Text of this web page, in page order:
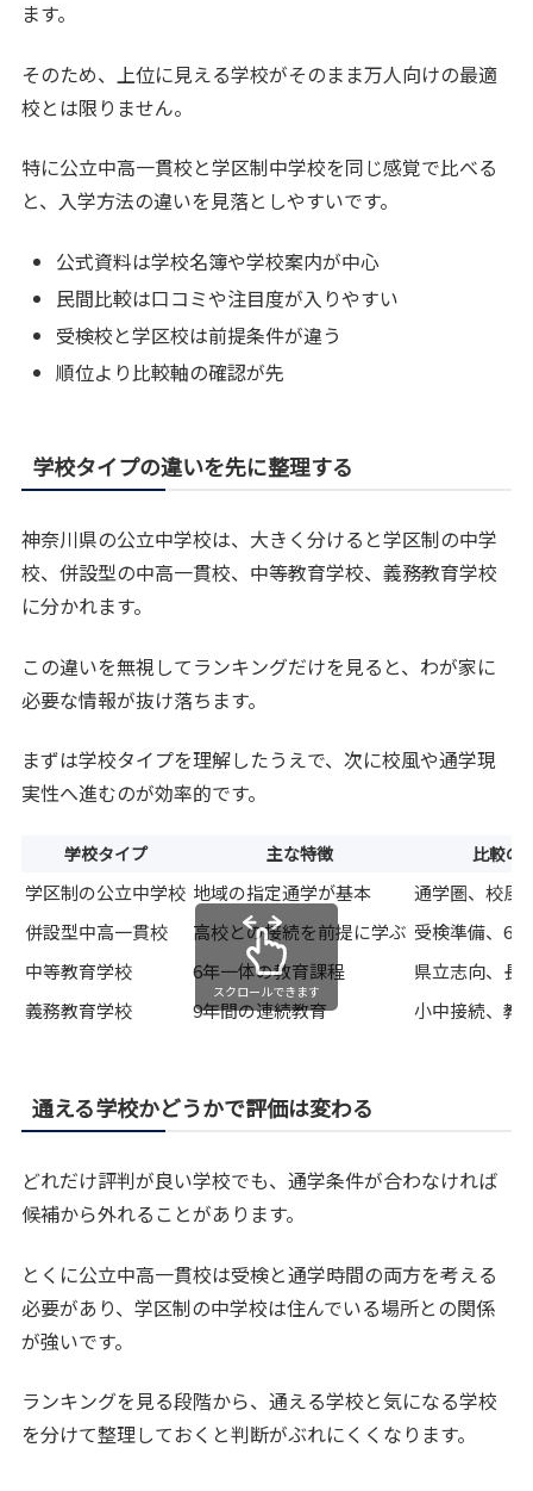
ます。
そのため、上位に見える学校がそのまま万人向けの最適
校とは限りません。
特に公立中高一貫校と学区制中学校を同じ感覚で比べる
と、入学方法の違いを見落としやすいです。
公式資料は学校名簿や学校案内が中心
民間比較は口コミや注目度が入りやすい
受検校と学区校は前提条件が違う
順位より比較軸の確認が先
学校タイプの違いを先に整理する
神奈川県の公立中学校は、大きく分けると学区制の中学
校、併設型の中高一貫校、中等教育学校、義務教育学校
に分かれます。
この違いを無視してランキングだけを見ると、わが家に
必要な情報が抜け落ちます。
まずは学校タイプを理解したうえで、次に校風や通学現
実性へ進むのが効率的です。
学校タイプ 主な特徴 比較の
学区制の公立中学校 地域の指定通学が基本
通学圏、校風
併設型中高一貫校
高校との接続を前提に学ぶ 受検準備、6
中等教育学校
6年一体の教育課程
県立志向、長
義務教育学校
9年間の連続教育 小中接続、教
スクロールできます
通える学校かどうかで評価は変わる
どれだけ評判が良い学校でも、通学条件が合わなければ
候補から外れることがあります。
とくに公立中高一貫校は受検と通学時間の両方を考える
必要があり、学区制の中学校は住んでいる場所との関係
が強いです。
ランキングを見る段階から、通える学校と気になる学校
を分けて整理しておくと判断がぶれにくくなります。